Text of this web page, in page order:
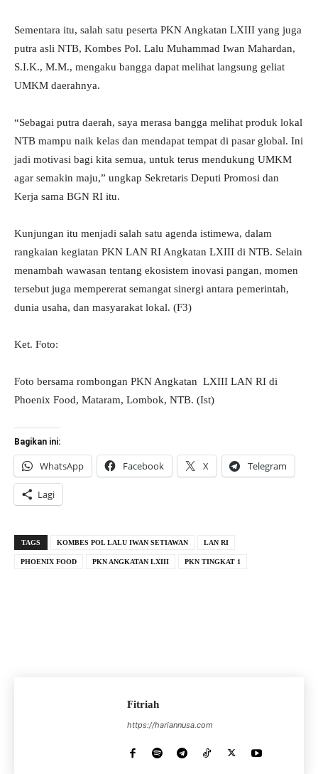
Sementara itu, salah satu peserta PKN Angkatan LXIII yang juga
putra asli NTB, Kombes Pol. Lalu Muhammad Iwan Mahardan,
S.I.K., M.M., mengaku bangga dapat melihat langsung geliat
UMKM daerahnya.
“Sebagai putra daerah, saya merasa bangga melihat produk lokal
NTB mampu naik kelas dan mendapat tempat di pasar global. Ini
jadi motivasi bagi kita semua, untuk terus mendukung UMKM
agar semakin maju,” ungkap Sekretaris Deputi Promosi dan
Kerja sama BGN RI itu.
Kunjungan itu menjadi salah satu agenda istimewa, dalam
rangkaian kegiatan PKN LAN RI Angkatan LXIII di NTB. Selain
menambah wawasan tentang ekosistem inovasi pangan, momen
tersebut juga mempererat semangat sinergi antara pemerintah,
dunia usaha, dan masyarakat lokal. (F3)
Ket. Foto:
Foto bersama rombongan PKN Angkatan LXIII LAN RI di
Phoenix Food, Mataram, Lombok, NTB. (Ist)
Bagikan ini:
WhatsApp Facebook X Telegram
Lagi
TAGS KOMBES POL LALU IWAN SETIAWAN LAN RI
PHOENIX FOOD PKN ANGKATAN LXIII PKN TINGKAT 1
Fitriah
https://hariannusa.com